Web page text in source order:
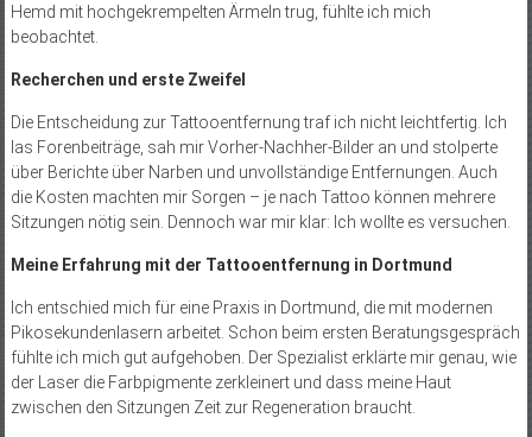
Hemd mit hochgekrempelten Ärmeln trug, fühlte ich mich
beobachtet.
Recherchen und erste Zweifel
Die Entscheidung zur Tattooentfernung traf ich nicht leichtfertig. Ich
las Forenbeiträge, sah mir Vorher-Nachher-Bilder an und stolperte
über Berichte über Narben und unvollständige Entfernungen. Auch
die Kosten machten mir Sorgen – je nach Tattoo können mehrere
Sitzungen nötig sein. Dennoch war mir klar: Ich wollte es versuchen.
Meine Erfahrung mit der Tattooentfernung in Dortmund
Ich entschied mich für eine Praxis in Dortmund, die mit modernen
Pikosekundenlasern arbeitet. Schon beim ersten Beratungsgespräch
fühlte ich mich gut aufgehoben. Der Spezialist erklärte mir genau, wie
der Laser die Farbpigmente zerkleinert und dass meine Haut
zwischen den Sitzungen Zeit zur Regeneration braucht.